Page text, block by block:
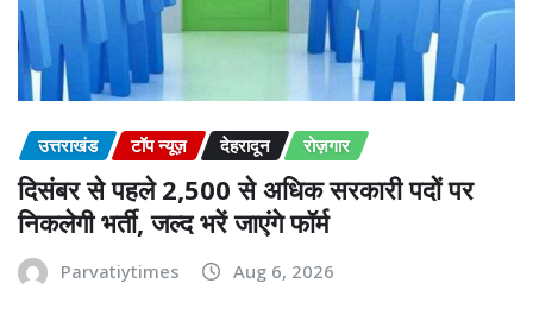
उत्तराखंड टॉप न्यूज़ देहरादून रोज़गार
दिसंबर से पहले 2,500 से अधिक सरकारी पदों पर
निकलेगी भर्ती, जल्द भरें जाएंगे फॉर्म
Parvatiytimes Aug 6, 2026